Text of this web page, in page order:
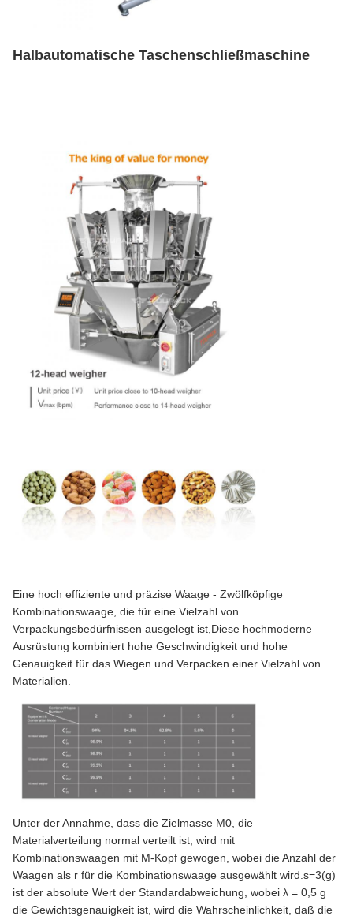
Halbautomatische Taschenschließmaschine
Eine hoch effiziente und präzise Waage - Zwölfköpfige
Kombinationswaage, die für eine Vielzahl von
Verpackungsbedürfnissen ausgelegt ist,Diese hochmoderne
Ausrüstung kombiniert hohe Geschwindigkeit und hohe
Genauigkeit für das Wiegen und Verpacken einer Vielzahl von
Materialien.
Unter der Annahme, dass die Zielmasse M0, die
Materialverteilung normal verteilt ist, wird mit
Kombinationswaagen mit M-Kopf gewogen, wobei die Anzahl der
Waagen als r für die Kombinationswaage ausgewählt wird.s=3(g)
ist der absolute Wert der Standardabweichung, wobei λ = 0,5 g
die Gewichtsgenauigkeit ist, wird die Wahrscheinlichkeit, daß die